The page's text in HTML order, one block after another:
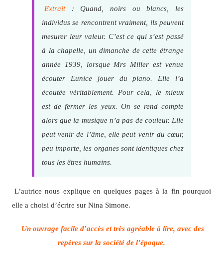
Extrait: Quand, noirs ou blancs, les
individus se rencontrent vraiment, ils peuvent
mesurer leur valeur. C’est ce qui s’est passé
à la chapelle, un dimanche de cette étrange
année 1939, lorsque Mrs Miller est venue
écouter Eunice jouer du piano. Elle l’a
écoutée véritablement. Pour cela, le mieux
est de fermer les yeux. On se rend compte
alors que la musique n’a pas de couleur. Elle
peut venir de l’âme, elle peut venir du cœur,
peu importe, les organes sont identiques chez
tous les êtres humains.
L’autrice nous explique en quelques pages à la fin pourquoi
elle a choisi d’écrire sur Nina Simone.
Un ouvrage facile d’accès et très agréable à lire, avec des
repères sur la société de l’époque.